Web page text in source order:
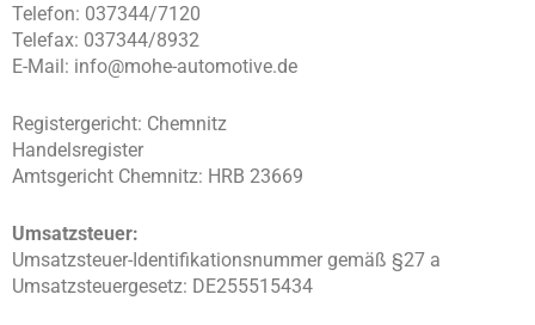
Telefon: 037344/7120
Telefax: 037344/8932
E-Mail: info@mohe-automotive.de
Registergericht: Chemnitz
Handelsregister
Amtsgericht Chemnitz: HRB 23669
Umsatzsteuer:
Umsatzsteuer-Identifikationsnummer gemäß §27 a
Umsatzsteuergesetz: DE255515434